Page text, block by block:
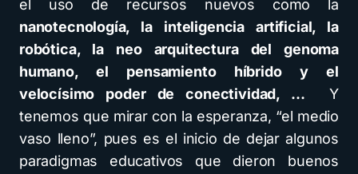
el uso de recursos nuevos como la
nanotecnología, la inteligencia artificial, la
robótica, la neo arquitectura del genoma
humano, el pensamiento híbrido y el
velocísimo poder de conectividad, … Y
tenemos que mirar con la esperanza, “el medio
vaso lleno”, pues es el inicio de dejar algunos
paradigmas educativos que dieron buenos